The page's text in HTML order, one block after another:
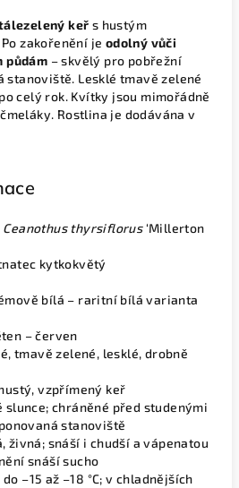
keř s hustým
zakořenění je odolný vůči
půdám – skvělý pro pobřežní
stanoviště. Lesklé tmavě zelené
celý rok. Kvítky jsou mimořádně
Rostlina je dodávána v
Ceanothus thyrsiflorus‘Millerton
kytkokvětý
bílá – raritní bílá varianta
– červen
tmavě zelené, lesklé, drobně
vzpřímený keř
slunce; chráněné před studenými
stanoviště
živná; snáší i chudší a vápenatou
snáší sucho
do –15 až –18 °C; v chladnějších